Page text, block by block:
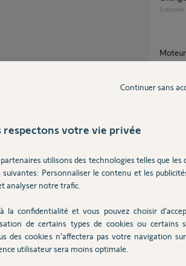
au fil de discussion
1 réponse
Volet
4réponses
respectons votre vie privée
utilisons des technologies telles que les
Personnaliser le contenu et les
analyser notre trafic.
la confidentialité et vous pouvez choisir
de certains types de cookies ou certains
des cookies n’affectera pas votre navigation
utilisateur sera moins optimale.
Continuer sans